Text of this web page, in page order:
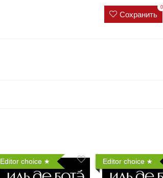
Сохранить
0
Editor choice Editor choice